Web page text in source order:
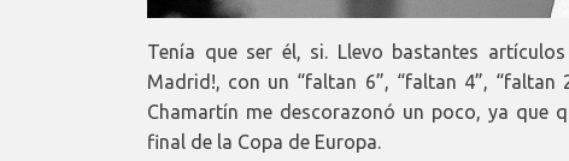
Tenía que ser él, si. Llevo bastantes
Madrid!, con un “faltan 6”, “faltan 4”,
Chamartín me descorazonó un poco, ya que
final de la Copa de Europa.